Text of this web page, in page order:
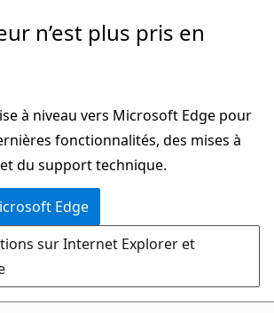
n’est plus pris en
à niveau vers Microsoft Edge pour
fonctionnalités, des mises à
du support technique.
Edge
sur Internet Explorer et